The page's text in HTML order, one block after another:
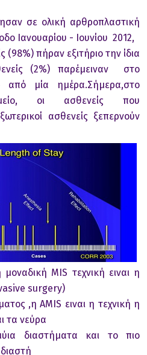
σε ολική αρθροπλαστική
Ιανουαρίου - Ιουνίου 2012,
(98%) πήραν εξιτήριο την ίδια
(2%) παρέμειναν στο
από μία ημέρα.Σήμερα,στο
οι ασθενείς που
ασθενείς ξεπερνούν
MIS τεχνική ειναι η
surgery)
,η AMIS ειναι η τεχνική η
τα νεύρα
διαστήματα και το πιο